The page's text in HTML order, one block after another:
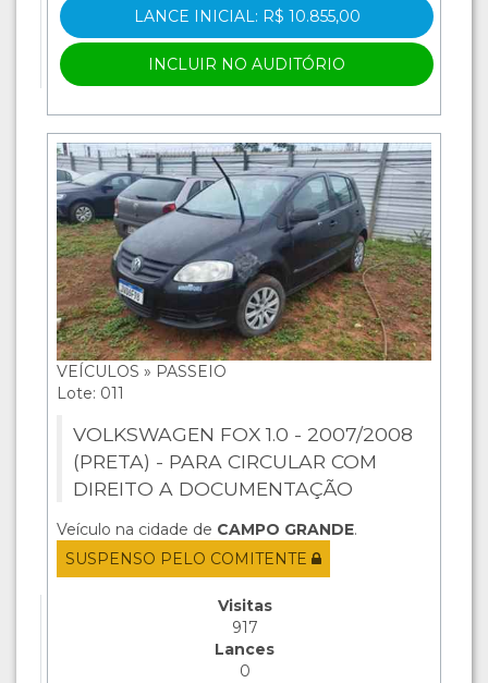
LANCE INICIAL: R$ 10.855,00
INCLUIR NO AUDITÓRIO
VEÍCULOS » PASSEIO
Lote: 011
VOLKSWAGEN FOX 1.0 - 2007/2008
(PRETA) - PARA CIRCULAR COM
DIREITO A DOCUMENTAÇÃO
Veículo na cidade de CAMPO GRANDE.
SUSPENSO PELO COMITENTE
Visitas
917
Lances
0